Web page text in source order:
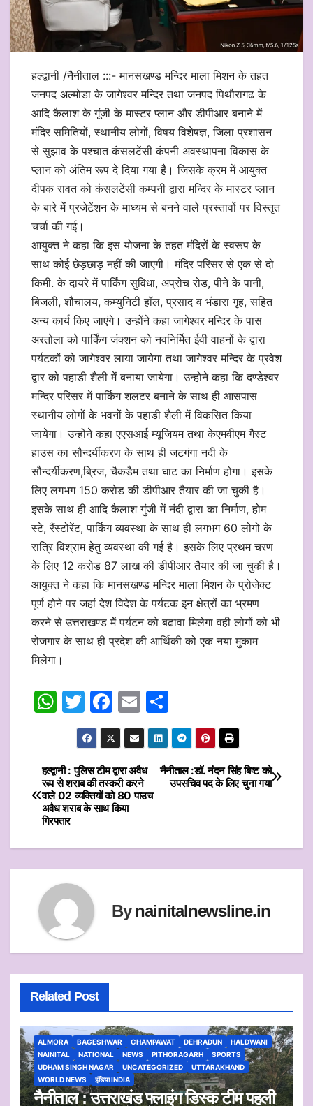
हल्द्वानी /नैनीताल :::- मानसखण्ड मन्दिर माला मिशन के तहत
जनपद अल्मोडा के जागेश्वर मन्दिर तथा जनपद पिथौरागढ के
आदि कैलाश के गूंजी के मास्टर प्लान और डीपीआर बनाने में
मंदिर समितियों, स्थानीय लोगों, विषय विशेषज्ञ, जिला प्रशासन
से सुझाव के पश्चात कंसलटेंसी कंपनी अवस्थापना विकास के
प्लान को अंतिम रूप दे दिया गया है। जिसके क्रम में आयुक्त
दीपक रावत को कंसलटेंसी कम्पनी द्वारा मन्दिर के मास्टर प्लान
के बारे में प्रजेटेंशन के माध्यम से बनने वाले प्रस्तावों पर विस्तृत
चर्चा की गई।
आयुक्त ने कहा कि इस योजना के तहत मंदिरों के स्वरूप के
साथ कोई छेड़छाड़ नहीं की जाएगी। मंदिर परिसर से एक से दो
किमी. के दायरे में पार्किंग सुविधा, अप्रोच रोड, पीने के पानी,
बिजली, शौचालय, कम्युनिटी हॉल, प्रसाद व भंडारा गृह, सहित
अन्य कार्य किए जाएंगे। उन्होंने कहा जागेश्वर मन्दिर के पास
अरतोला को पार्किंग जंक्शन को नवनिर्मित ईवी वाहनों के द्वारा
पर्यटकों को जागेश्वर लाया जायेगा तथा जागेश्वर मन्दिर के प्रवेश
द्वार को पहाडी शैली में बनाया जायेगा। उन्होने कहा कि दण्डेश्वर
मन्दिर परिसर में पार्किंग शलटर बनाने के साथ ही आसपास
स्थानीय लोगों के भवनों के पहाडी शैली में विकसित किया
जायेगा। उन्होंने कहा एएसआई म्यूजियम तथा केएमवीएम गैस्ट
हाउस का सौन्दर्यीकरण के साथ ही जटगंगा नदी के
सौन्दर्यीकरण,ब्रिज, चैकडैम तथा घाट का निर्माण होगा। इसके
लिए लगभग 150 करोड की डीपीआर तैयार की जा चुकी है।
इसके साथ ही आदि कैलाश गुंजी में नंदी द्वारा का निर्माण, होम
स्टे, रैंस्टोरेंट, पार्किंग व्यवस्था के साथ ही लगभग 60 लोगो के
रात्रि विश्राम हेतु व्यवस्था की गई है। इसके लिए प्रथम चरण
के लिए 12 करोड 87 लाख की डीपीआर तैयार की जा चुकी है।
आयुक्त ने कहा कि मानसखण्ड मन्दिर माला मिशन के प्रोजेक्ट
पूर्ण होने पर जहां देश विदेश के पर्यटक इन क्षेत्रों का भ्रमण
करने से उत्तराखण्ड मेें पर्यटन को बढावा मिलेगा वही लोगों को भी
रोजगार के साथ ही प्रदेश की आर्थिकी को एक नया मुकाम
मिलेगा।
W
at
s
A
p
T
w
itt
er
F
a
c
e
b
o
k
E
m
ai
l
h
ar
e
Post
navigation
नैनीताल :डॉ. नंदन सिंह बिष्ट को
उपसचिव पद के लिए चुना गया
हल्द्वानी : पुलिस टीम द्वारा अवैध
रूप से शराब की तस्करी करने
वाले 02 व्यक्तियों को 80 पाउच
अवैध शराब के साथ किया
गिरफ्तार
Bynainitalnewsline.in
Related Post
ALMORA BAGESHWAR CHAMPAWAT DEHRADUN
HALDWANI
NAINITAL
NATIONAL NEWS PITHORAGARH
SPORTS
UDHAM SINGH NAGAR
UNCATEGORIZED
UTTARAKHAND
WORLD NEWS
इंडिया INDIA
नैनीताल : उत्तराखंड फ्लाइंग डिस्क टीम पहली